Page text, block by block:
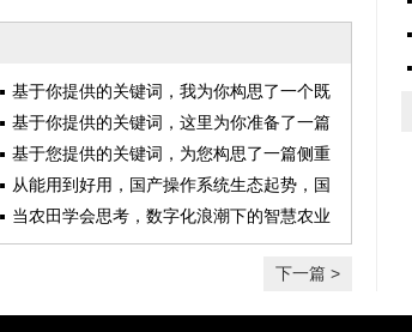
基于你提供的关键词，我为你构思了一个既
体现新闻性又具有深度的标题，并完成了一
篇完整的文章
基于你提供的关键词，这里为你准备了一篇
深度分析文章
基于您提供的关键词，为您构思了一篇侧重
于产业分析与能源转型的深度文章
从能用到好用，国产操作系统生态起势，国
产化替代步入快车道
当农田学会思考，数字化浪潮下的智慧农业
革命
下一篇 >